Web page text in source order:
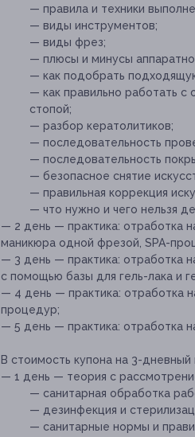
— правила и техники
— виды инструментов;
— виды фрез;
— плюсы и минусы
— как подобрать
— как правильно работать с
стопой;
— разбор кератолитиков;
— последовательность
— последовательность
— безопасное снятие
— правильная коррекция
— что нужно и чего нельзя
— 2 день — практика: отработка
маникюра одной фрезой, SPA-
— 3 день — практика: отработка
с помощью базы для гель-лака и
— 4 день — практика: отработка
процедур;
— 5 день — практика: отработка
В стоимость купона на 3-
— 1 день — теория с
— санитарная обработка
— дезинфекция и
— санитарные нормы и